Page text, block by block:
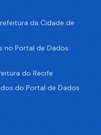
da Cidade de
no Portal de Dados
do Recife
do Portal de Dados